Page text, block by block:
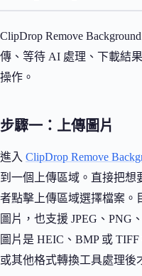
ClipDrop Remove
傳、等待 AI 處理、下載結
操作。
步驟一：上傳圖片
進入 ClipDrop Remove
到一個上傳區域。直接把想
者點擊上傳區域選擇檔案。
圖片，也支援 JPEG、PNG
圖片是 HEIC、BMP 或
或其他格式轉換工具處理後